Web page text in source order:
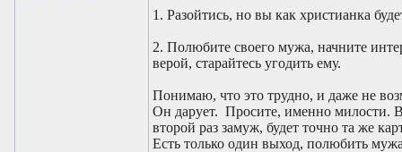
1. Разойтись, но вы как христианка
2. Полюбите своего мужа, начните
верой, старайтесь угодить ему.
Понимаю, что это трудно, и даже не
Он дарует. Просите, именно милости.
второй раз замуж, будет точно та же
Есть только один выход, полюбить